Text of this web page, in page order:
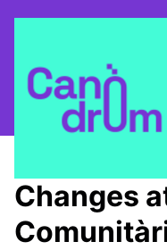
Taula Comunitària /
Changes